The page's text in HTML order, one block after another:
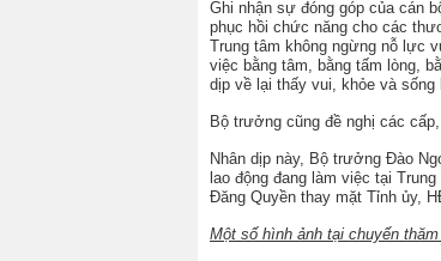
Ghi nhận sự đóng góp của cán
phục hồi chức năng cho các
Trung tâm không ngừng nỗ lực
việc bằng tâm, bằng tấm lòng,
dịp về lại thấy vui, khỏe và sống
Bộ trưởng cũng đề nghị các
Nhân dịp này, Bộ trưởng Đào
lao động đang làm việc tại
Đăng Quyền thay mặt Tỉnh ủy,
Một số hình ảnh tại chuyến